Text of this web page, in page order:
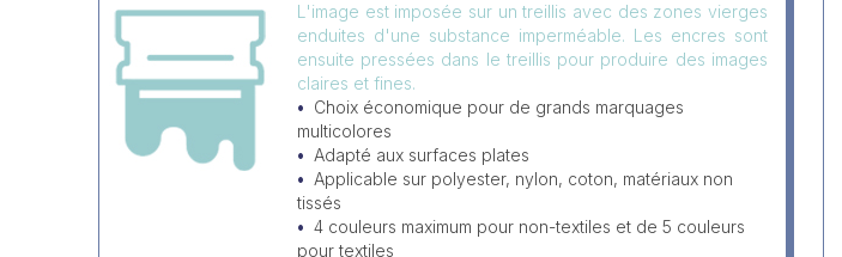
L'image est imposée sur un treillis avec des zones vierges
enduites d'une substance imperméable. Les encres sont
ensuite pressées dans le treillis pour produire des images
claires et fines.
Choix économique pour de grands marquages
multicolores
Adapté aux surfaces plates
Applicable sur polyester, nylon, coton, matériaux non
tissés
4 couleurs maximum pour non-textiles et de 5 couleurs
pour textiles